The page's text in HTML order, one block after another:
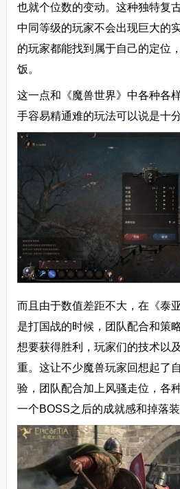
也就个位数的变动。这种独特复
中同等级的玩家不会出现巨大的
的玩家都能找到属于自己的定位
饭。
这一点和《魔兽世界》中各种各
手容易精通难的玩法可以说是十分
而且由于数值差距不大，在《泰
是打国战的时候，团队配合和策
想要获得胜利，玩家们的技术以
重。这让不少魔兽玩家回想起了
验，团队配合加上风骚走位，各
一个BOSS之后的成就感和掉落装